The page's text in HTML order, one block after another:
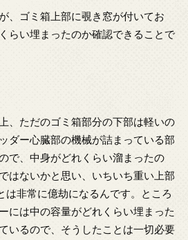
、ゴミ箱上部に覗き窓が付いてお
らい埋まったのか確認できることで
、ただのゴミ箱部分の下部は軽いの
ダー心臓部の機械が詰まっている部
で、中身がどれくらい溜まったの
はないかと思い、いちいち重い上部
は非常に億劫になるんです。ところ
には中の容量がどれくらい埋まった
いるので、そうしたことは一切必要